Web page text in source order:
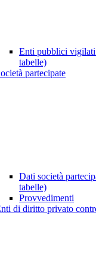
Enti pubblici
tabelle)
partecipate
Dati società
tabelle)
Provvedimenti
di diritto privato